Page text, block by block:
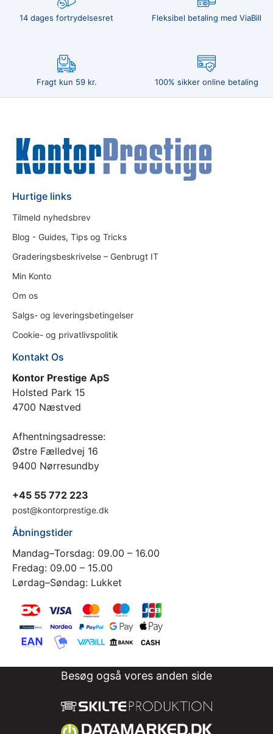
14 dages fortrydelsesret Fleksibel betaling med ViaBill
Fragt kun 59 kr. 100% sikker online betaling
Hurtige links
Tilmeld nyhedsbrev
Blog - Guides, Tips og Tricks
Graderingsbeskrivelse – Genbrugt IT
Min Konto
Om os
Salgs- og leveringsbetingelser
Cookie- og privatlivspolitik
Kontakt Os
Kontor Prestige ApS
Holsted Park 15
4700 Næstved
Afhentningsadresse:
Østre Fælledvej 16
9400 Nørresundby
+45 55 772 223
post@kontorprestige.dk
Åbningstider
Mandag–Torsdag: 09.00 – 16.00
Fredag: 09.00 – 15.00
Lørdag–Søndag: Lukket
Besøg også vores anden side